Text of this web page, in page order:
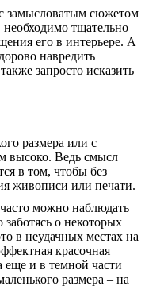
замысловатым сюжетом
тщательно
его в интерьере. А
навредить
запросто исказить
размера или с
высоко. Ведь смысл
в том, чтобы без
живописи или печати.
можно наблюдать
о некоторых
в неудачных местах на
красочная
еще и в темной части
размера – на